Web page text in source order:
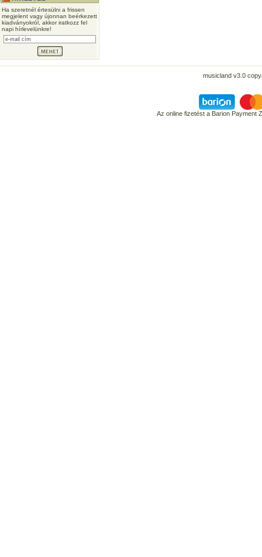
Ha szeretnél értesülni a frissen
megjelent vagy újonnan beérkezett
kiadványokról, akkor iratkozz fel
napi hírlevelünkre!
musicland v3.0
Az online fizetést a Barion Payment